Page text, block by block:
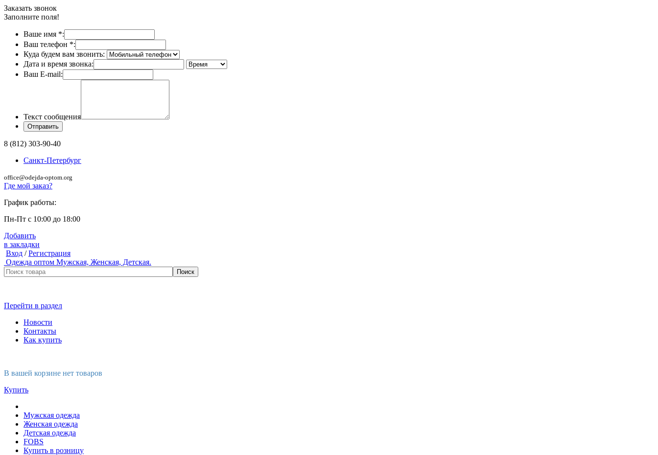
Заказать звонок
Заполните поля!
Ваше имя *:
Ваш телефон *:
Куда будем вам звонить:
Дата и время звонка:
Ваш E-mail:
Текст сообщения
8 (812) 303-90-40
Санкт-Петербург
office@odejda-optom.org
Где мой заказ?
График работы:
Пн-Пт с 10:00 до 18:00
Добавить
в закладки
Вход /Регистрация
Одежда оптом Мужская, Женская, Детская.
Перейти в раздел
Новости
Контакты
Как купить
В вашей корзине нет товаров
Купить
Мужская одежда
Женская одежда
Детская одежда
FOBS
Купить в розницу